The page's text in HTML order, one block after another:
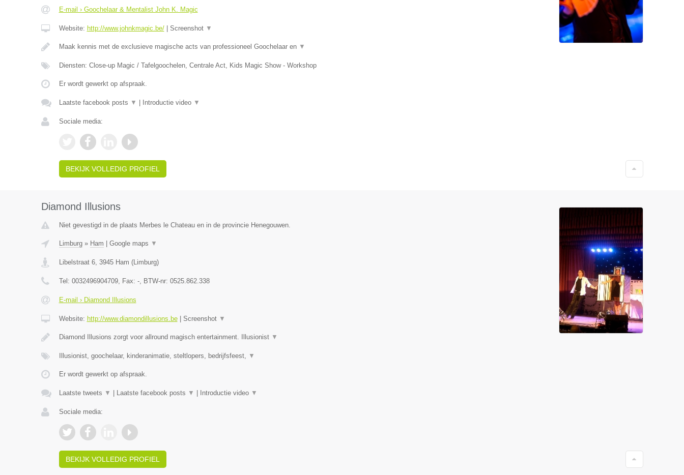
E-mail › Goochelaar & Mentalist John K. Magic
Website: http://www.johnkmagic.be/| Screenshot ▼
Maak kennis met de exclusieve magische acts van professioneel Goochelaar en ▼
Diensten: Close-up Magic / Tafelgoochelen, Centrale Act, Kids Magic Show - Workshop
Er wordt gewerkt op afspraak.
Laatste facebook posts ▼ Introductie video ▼
Sociale media:
BEKIJK VOLLEDIG PROFIEL
Diamond Illusions
Niet gevestigd in de plaats Merbes le Chateau en in de provincie Henegouwen.
Limburg» Ham Google maps ▼
Libelstraat 6, 3945 Ham (Limburg)
Tel: 0032496904709, Fax: -, BTW-nr: 0525.862.338
E-mail › Diamond Illusions
Website: http://www.diamondillusions.be| Screenshot ▼
Diamond Illusions zorgt voor allround magisch entertainment. Illusionist ▼
Illusionist, goochelaar, kinderanimatie, steltlopers, bedrijfsfeest, ▼
Er wordt gewerkt op afspraak.
Laatste tweets ▼ Laatste facebook posts ▼ Introductie video ▼
Sociale media:
BEKIJK VOLLEDIG PROFIEL